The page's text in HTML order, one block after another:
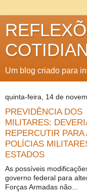
Um blog criado para
quinta-feira, 14 de
PREVIDÊNCIA DOS
MILITARES:
REPERCUTIR PARA
POLÍCIAS
ESTADOS
As possíveis
governo federal para
Forças Armadas não...